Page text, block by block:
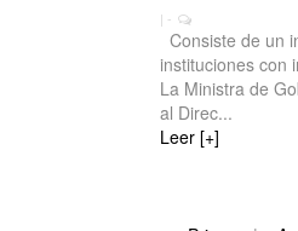
| -
Consiste de un
instituciones con
La Ministra de
al Direc...
Leer [+]